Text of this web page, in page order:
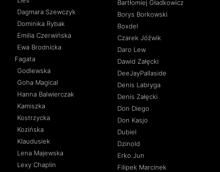
Dagmara Szewczyk
Dominika Rybak
Emilia Czerwińska
Ewa Brodnicka
Fagata
Godlewska
Goha Magical
Hanna Balwierczak
Kamiszka
Kostrzycka
Kozińska
Klaudusiek
Lena Majewska
Lexy Chaplin
Bartłomiej Gładkowicz
Borys Borkowski
Boxdel
Czarek Jóźwik
Daro Lew
Dawid Załęcki
DeeJayPallaside
Denis Labryga
Denis Załęcki
Don Diego
Don Kasjo
Dubiel
Dzinold
Erko Jun
Filipek Marcinek